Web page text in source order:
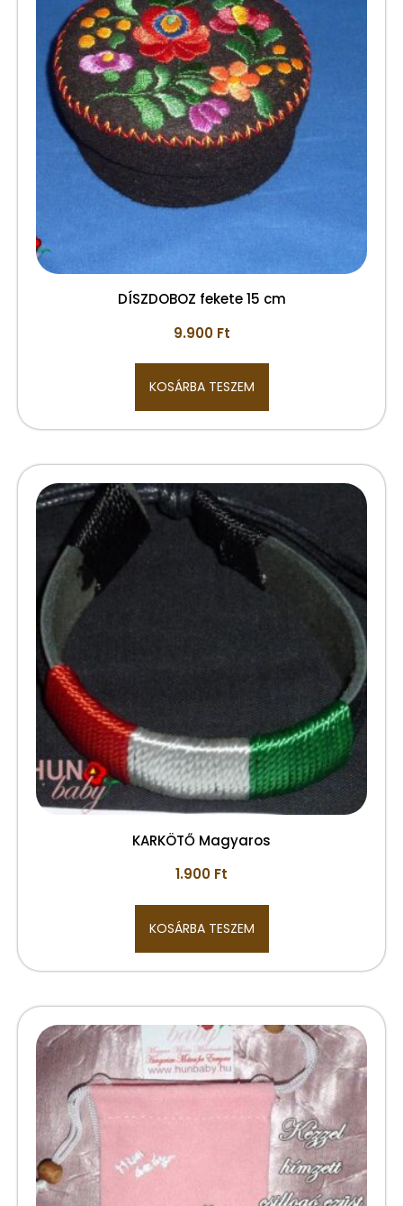
DÍSZDOBOZ fekete 15 cm
9.900 Ft
KOSÁRBA TESZEM
KARKÖTŐ Magyaros
1.900 Ft
KOSÁRBA TESZEM